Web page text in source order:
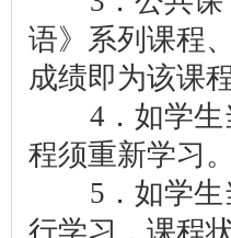
语》系列课程
成绩即为该课
4．如学生当
程须重新学习。
5．如学生当
行学习，课程